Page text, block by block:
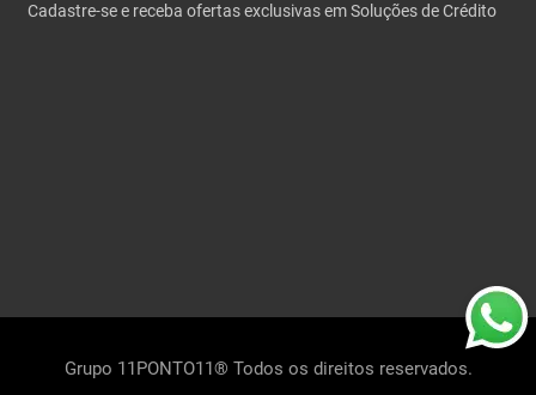
Cadastre-se e receba ofertas exclusivas em Soluções de Crédito
Grupo 11PONTO11® Todos os direitos reservados.